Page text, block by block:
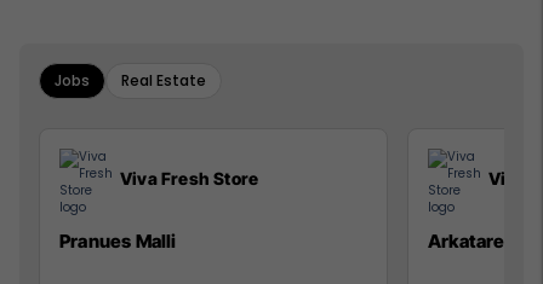
Jobs Real Estate
Viva Fresh Store
Pranues Malli
Viva
Arkatare